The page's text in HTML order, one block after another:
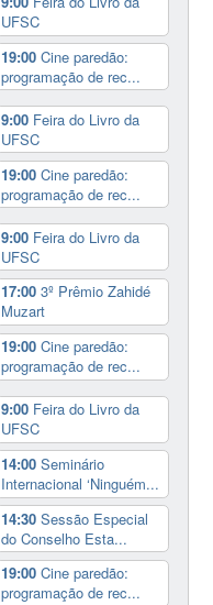
UFSC
19:00Cine paredão:
programação de rec...
9:00 Feira do Livro da
UFSC
19:00Cine paredão:
programação de rec...
9:00 Feira do Livro da
UFSC
17:003º Prêmio Zahidé
Muzart
19:00Cine paredão:
programação de rec...
9:00 Feira do Livro da
UFSC
14:00Seminário
Internacional ‘Ninguém...
14:30Sessão Especial
do Conselho Esta...
19:00Cine paredão:
programação de rec...